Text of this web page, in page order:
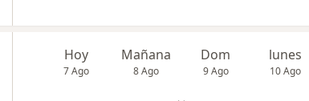
Hoy
7 Ago
Mañana
8 Ago
Dom
9 Ago
lunes
10 Ago